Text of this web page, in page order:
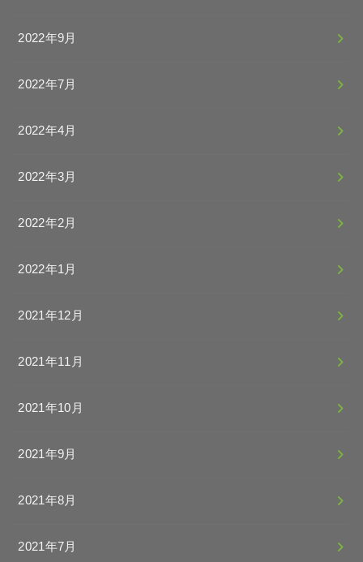
2022年9月
2022年7月
2022年4月
2022年3月
2022年2月
2022年1月
2021年12月
2021年11月
2021年10月
2021年9月
2021年8月
2021年7月